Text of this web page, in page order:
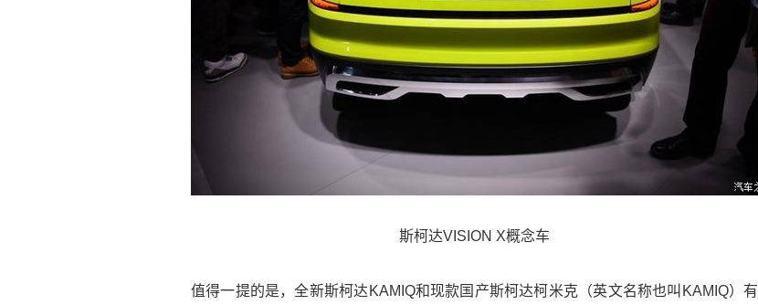
斯柯达VISION X概念车
值得一提的是，全新斯柯达KAMIQ和现款国产斯柯达柯米克（英文名称也叫KAMIQ）有